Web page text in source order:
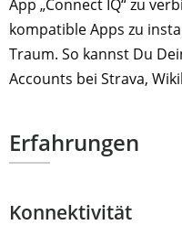
App „Connect IQ“ zu
kompatible Apps zu
Traum. So kannst Du
Accounts bei Strava,
Erfahrungen
Konnektivität